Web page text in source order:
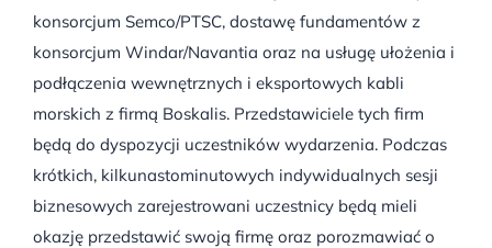
konsorcjum Semco/PTSC, dostawę fundamentów z
konsorcjum Windar/Navantia oraz na usługę ułożenia i
podłączenia wewnętrznych i eksportowych kabli
morskich z firmą Boskalis. Przedstawiciele tych firm
będą do dyspozycji uczestników wydarzenia. Podczas
krótkich, kilkunastominutowych indywidualnych sesji
biznesowych zarejestrowani uczestnicy będą mieli
okazję przedstawić swoją firmę oraz porozmawiać o